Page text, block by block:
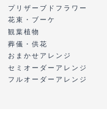
プリザーブドフラワー
花束・ブーケ
観葉植物
葬儀・供花
おまかせアレンジ
セミオーダーアレンジ
フルオーダーアレンジ